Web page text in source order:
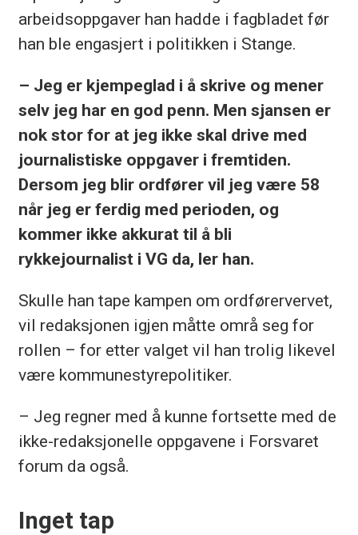
arbeidsoppgaver han hadde i fagbladet før
han ble engasjert i politikken i Stange.
– Jeg er kjempeglad i å skrive og mener
selv jeg har en god penn. Men sjansen er
nok stor for at jeg ikke skal drive med
journalistiske oppgaver i fremtiden.
Dersom jeg blir ordfører vil jeg være 58
når jeg er ferdig med perioden, og
kommer ikke akkurat til å bli
rykkejournalist i VG da, ler han.
Skulle han tape kampen om ordførervervet,
vil redaksjonen igjen måtte områ seg for
rollen – for etter valget vil han trolig likevel
være kommunestyrepolitiker.
– Jeg regner med å kunne fortsette med de
ikke-redaksjonelle oppgavene i Forsvaret
forum da også.
Inget tap